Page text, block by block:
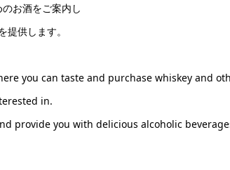
お酒をご案内し
供します。
you can taste and purchase whiskey and
in.
provide you with delicious alcoholic